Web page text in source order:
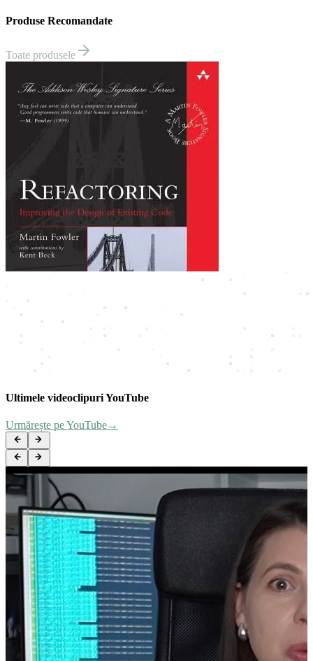
Produse Recomandate
Toate produsele
Ultimele videoclipuri YouTube
Urmărește pe YouTube→